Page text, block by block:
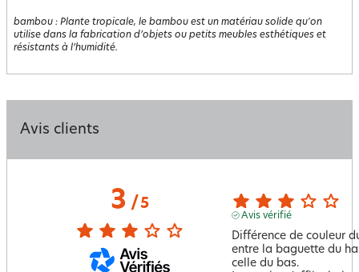
bambou : Plante tropicale, le bambou est un matériau solide qu'on
utilise dans la fabrication d’objets ou petits meubles esthétiques et
résistants à l’humidité.
Avis clients
3/ 5
Avis vérifié
Différence de couleur
entre la baguette du
celle du bas.